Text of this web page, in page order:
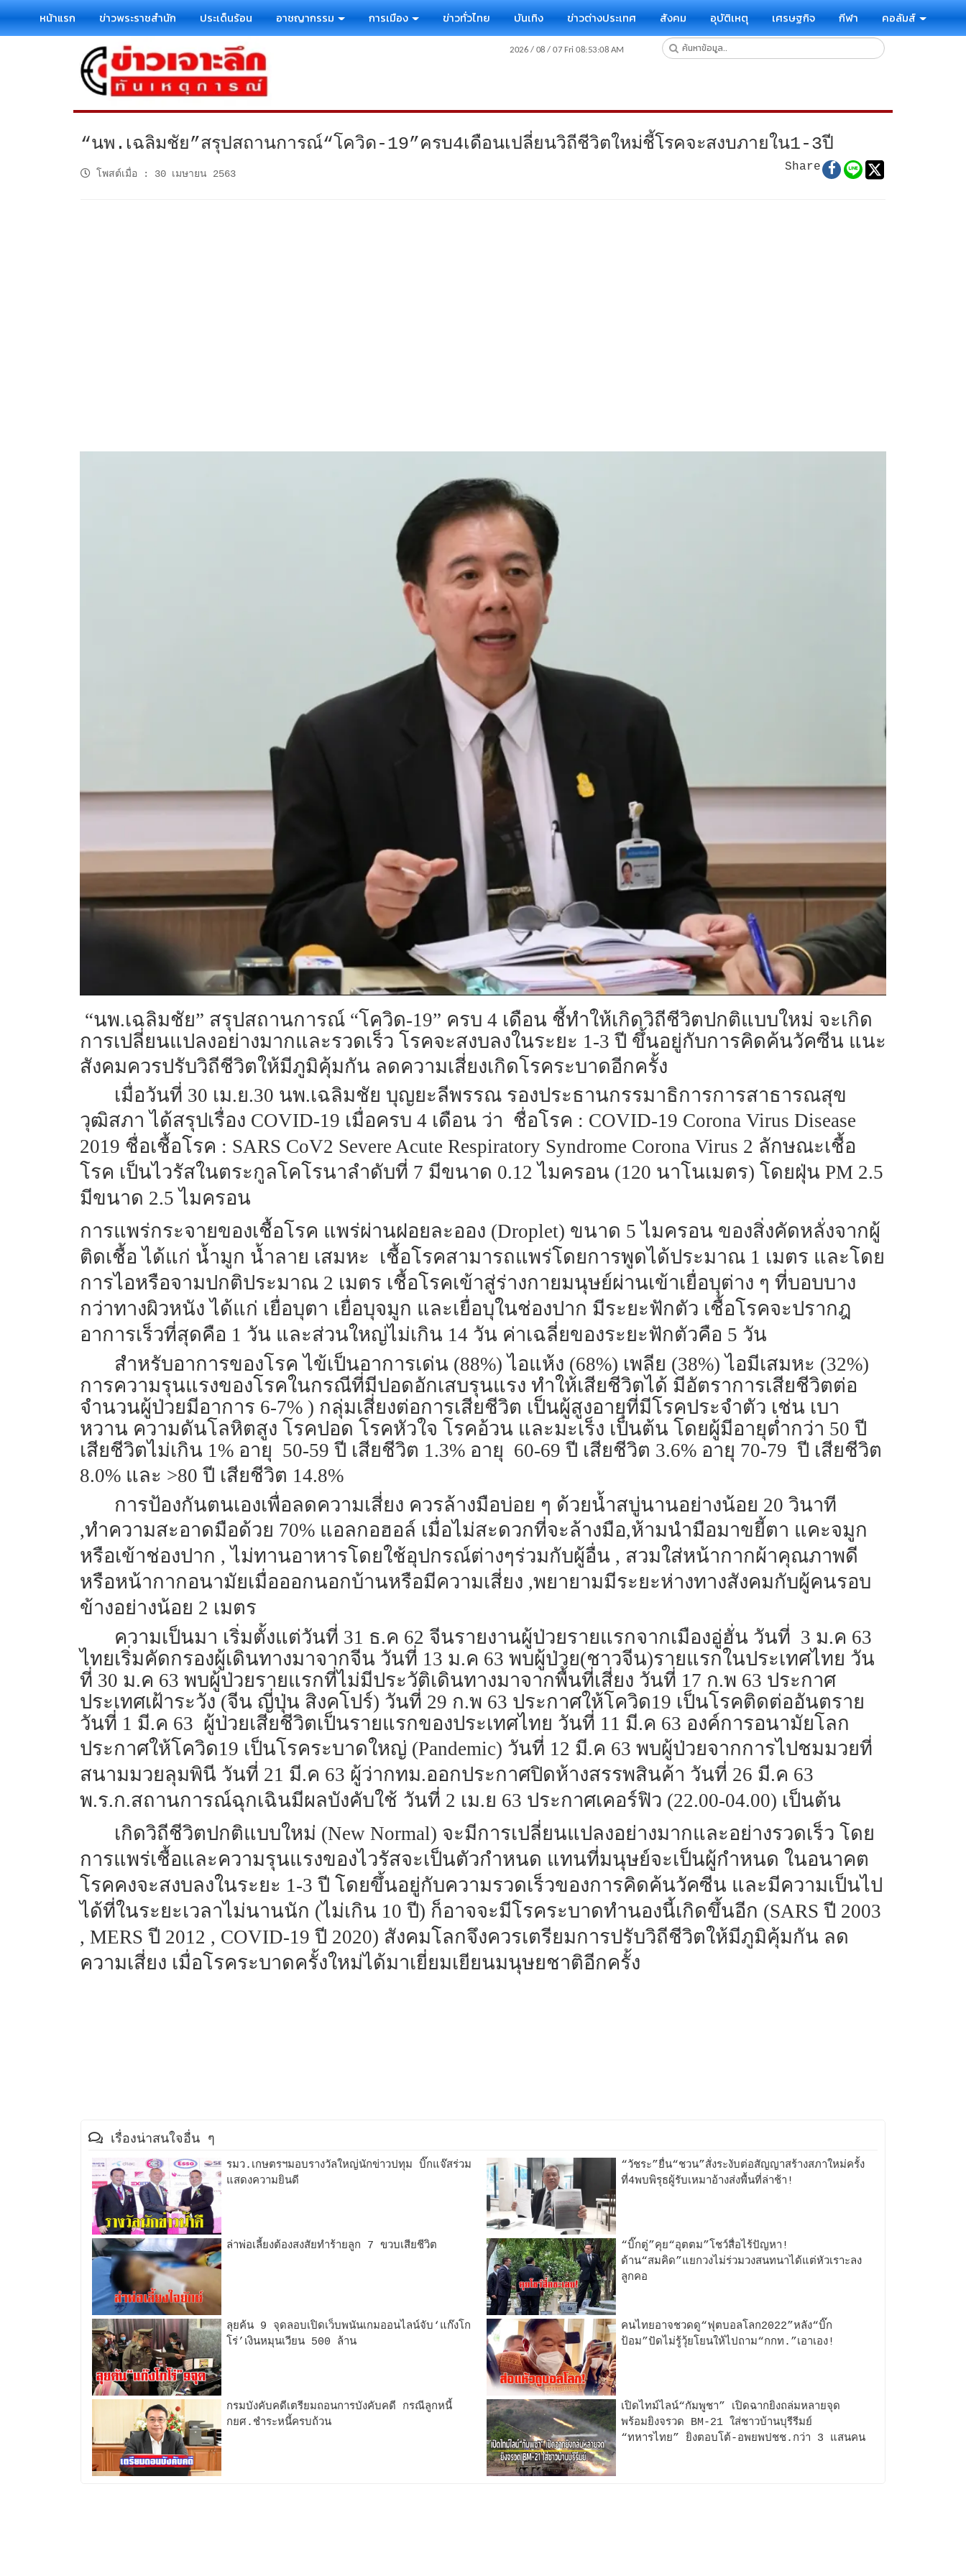
หน้าแรก ข่าวพระราชสำนัก ประเด็นร้อน อาชญากรรม การเมือง ข่าวทั่วไทย บันเทิง ข่าวต่างประเทศ สังคม อุบัติเหตุ เศรษฐกิจ กีฬา คอลัมส์
“นพ.เฉลิมชัย”สรุปสถานการณ์“โควิด-19”ครบ4เดือนเปลี่ยนวิถีชีวิตใหม่ชี้โรคจะสงบภายใน1-3ปี
โพสต์เมื่อ : 30 เมษายน 2563
Share
“นพ.เฉลิมชัย” สรุปสถานการณ์ “โควิด-19” ครบ 4 เดือน ชี้ทำให้เกิดวิถีชีวิตปกติแบบใหม่ จะเกิด
การเปลี่ยนแปลงอย่างมากและรวดเร็ว โรคจะสงบลงในระยะ 1-3 ปี ขึ้นอยู่กับการคิดค้นวัคซีน แนะ
สังคมควรปรับวิถีชีวิตให้มีภูมิคุ้มกัน ลดความเสี่ยงเกิดโรคระบาดอีกครั้ง
เมื่อวันที่ 30 เม.ย.30 นพ.เฉลิมชัย บุญยะลีพรรณ รองประธานกรรมาธิการการสาธารณสุข
วุฒิสภา ได้สรุปเรื่อง COVID-19 เมื่อครบ 4 เดือน ว่า ชื่อโรค : COVID-19 Corona Virus Disease
2019 ชื่อเชื้อโรค : SARS CoV2 Severe Acute Respiratory Syndrome Corona Virus 2 ลักษณะเชื้อ
โรค เป็นไวรัสในตระกูลโคโรนาลำดับที่ 7 มีขนาด 0.12 ไมครอน (120 นาโนเมตร) โดยฝุ่น PM 2.5
มีขนาด 2.5 ไมครอน
การแพร่กระจายของเชื้อโรค แพร่ผ่านฝอยละออง (Droplet) ขนาด 5 ไมครอน ของสิ่งคัดหลั่งจากผู้
ติดเชื้อ ได้แก่ น้ำมูก น้ำลาย เสมหะ เชื้อโรคสามารถแพร่โดยการพูดได้ประมาณ 1 เมตร และโดย
การไอหรือจามปกติประมาณ 2 เมตร เชื้อโรคเข้าสู่ร่างกายมนุษย์ผ่านเข้าเยื่อบุต่าง ๆ ที่บอบบาง
กว่าทางผิวหนัง ได้แก่ เยื่อบุตา เยื่อบุจมูก และเยื่อบุในช่องปาก มีระยะฟักตัว เชื้อโรคจะปรากฎ
อาการเร็วที่สุดคือ 1 วัน และส่วนใหญ่ไม่เกิน 14 วัน ค่าเฉลี่ยของระยะฟักตัวคือ 5 วัน
สำหรับอาการของโรค ไข้เป็นอาการเด่น (88%) ไอแห้ง (68%) เพลีย (38%) ไอมีเสมหะ (32%)
การความรุนแรงของโรคในกรณีที่มีปอดอักเสบรุนแรง ทำให้เสียชีวิตได้ มีอัตราการเสียชีวิตต่อ
จำนวนผู้ป่วยมีอาการ 6-7% ) กลุ่มเสี่ยงต่อการเสียชีวิต เป็นผู้สูงอายุที่มีโรคประจำตัว เช่น เบา
หวาน ความดันโลหิตสูง โรคปอด โรคหัวใจ โรคอ้วน และมะเร็ง เป็นต้น โดยผู้มีอายุต่ำกว่า 50 ปี
เสียชีวิตไม่เกิน 1% อายุ 50-59 ปี เสียชีวิต 1.3% อายุ 60-69 ปี เสียชีวิต 3.6% อายุ 70-79 ปี เสียชีวิต
8.0% และ >80 ปี เสียชีวิต 14.8%
การป้องกันตนเองเพื่อลดความเสี่ยง ควรล้างมือบ่อย ๆ ด้วยน้ำสบู่นานอย่างน้อย 20 วินาที
,ทำความสะอาดมือด้วย 70% แอลกอฮอล์ เมื่อไม่สะดวกที่จะล้างมือ,ห้ามนำมือมาขยี้ตา แคะจมูก
หรือเข้าช่องปาก , ไม่ทานอาหารโดยใช้อุปกรณ์ต่างๆร่วมกับผู้อื่น , สวมใส่หน้ากากผ้าคุณภาพดี
หรือหน้ากากอนามัยเมื่อออกนอกบ้านหรือมีความเสี่ยง ,พยายามมีระยะห่างทางสังคมกับผู้คนรอบ
ข้างอย่างน้อย 2 เมตร
ความเป็นมา เริ่มตั้งแต่วันที่ 31 ธ.ค 62 จีนรายงานผู้ป่วยรายแรกจากเมืองอู่ฮั่น วันที่ 3 ม.ค 63
ไทยเริ่มคัดกรองผู้เดินทางมาจากจีน วันที่ 13 ม.ค 63 พบผู้ป่วย(ชาวจีน)รายแรกในประเทศไทย วัน
ที่ 30 ม.ค 63 พบผู้ป่วยรายแรกที่ไม่มีประวัติเดินทางมาจากพื้นที่เสี่ยง วันที่ 17 ก.พ 63 ประกาศ
ประเทศเฝ้าระวัง (จีน ญี่ปุ่น สิงคโปร์) วันที่ 29 ก.พ 63 ประกาศให้โควิด19 เป็นโรคติดต่ออันตราย
วันที่ 1 มี.ค 63 ผู้ป่วยเสียชีวิตเป็นรายแรกของประเทศไทย วันที่ 11 มี.ค 63 องค์การอนามัยโลก
ประกาศให้โควิด19 เป็นโรคระบาดใหญ่ (Pandemic) วันที่ 12 มี.ค 63 พบผู้ป่วยจากการไปชมมวยที่
สนามมวยลุมพินี วันที่ 21 มี.ค 63 ผู้ว่ากทม.ออกประกาศปิดห้างสรรพสินค้า วันที่ 26 มี.ค 63
พ.ร.ก.สถานการณ์ฉุกเฉินมีผลบังคับใช้ วันที่ 2 เม.ย 63 ประกาศเคอร์ฟิว (22.00-04.00) เป็นต้น
เกิดวิถีชีวิตปกติแบบใหม่ (New Normal) จะมีการเปลี่ยนแปลงอย่างมากและอย่างรวดเร็ว โดย
การแพร่เชื้อและความรุนแรงของไวรัสจะเป็นตัวกำหนด แทนที่มนุษย์จะเป็นผู้กำหนด ในอนาคต
โรคคงจะสงบลงในระยะ 1-3 ปี โดยขึ้นอยู่กับความรวดเร็วของการคิดค้นวัคซีน และมีความเป็นไป
ได้ที่ในระยะเวลาไม่นานนัก (ไม่เกิน 10 ปี) ก็อาจจะมีโรคระบาดทำนองนี้เกิดขึ้นอีก (SARS ปี 2003
, MERS ปี 2012 , COVID-19 ปี 2020) สังคมโลกจึงควรเตรียมการปรับวิถีชีวิตให้มีภูมิคุ้มกัน ลด
ความเสี่ยง เมื่อโรคระบาดครั้งใหม่ได้มาเยี่ยมเยียนมนุษยชาติอีกครั้ง
เรื่องน่าสนใจอื่น ๆ
รมว.เกษตรฯมอบรางวัลใหญ่นักข่าวปทุม บิ๊กแจ๊สร่วม
แสดงความยินดี
“วัชระ”ยื่น“ชวน”สั่งระงับต่อสัญญาสร้างสภาใหม่ครั้ง
ที่4พบพิรุธผู้รับเหมาอ้างส่งพื้นที่ล่าช้า!
ล่าพ่อเลี้ยงต้องสงสัยทำร้ายลูก 7 ขวบเสียชีวิต
“บิ๊กตู่”คุย“อุตตม”โชว์สื่อไร้ปัญหา!
ด้าน“สมคิด”แยกวงไม่ร่วมวงสนทนาได้แต่หัวเราะลง
ลูกคอ
ลุยค้น 9 จุดลอบเปิดเว็บพนันเกมออนไลน์จับ‘แก๊งโก
โร่’เงินหมุนเวียน 500 ล้าน
คนไทยอาจชวดดู“ฟุตบอลโลก2022”หลัง“บิ๊ก
ป้อม”ปัดไม่รู้วุ้ยโยนให้ไปถาม“กกท.”เอาเอง!
กรมบังคับคดีเตรียมถอนการบังคับคดี กรณีลูกหนี้
กยศ.ชำระหนี้ครบถ้วน
เปิดไทม์ไลน์“กัมพูชา” เปิดฉากยิงถล่มหลายจุด
พร้อมยิงจรวด BM-21 ใส่ชาวบ้านบุรีรีมย์
“ทหารไทย” ยิงตอบโต้-อพยพปชช.กว่า 3 แสนคน